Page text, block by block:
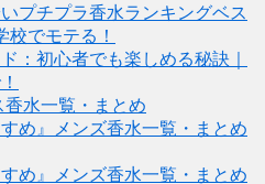
プチプラ香水ランキングベス
校でモテる！
：初心者でも楽しめる秘訣｜
水一覧・まとめ
め』メンズ香水一覧・まとめ
め』メンズ香水一覧・まとめ